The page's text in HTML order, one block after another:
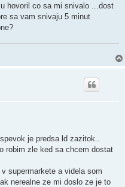
hovoril co sa mi snivalo ...dost
sa vam snivaju 5 minut
je predsa ld zazitok..
robim zle ked sa chcem dostat
supermarkete a videla som
nerealne ze mi doslo ze je to